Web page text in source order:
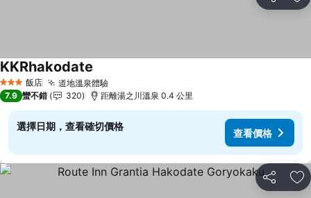
加
3 星級 飯店 道地溫泉體驗
KKRhakodate
7.9 蠻不錯 320 距離湯之川溫泉 0.4 公里
選擇日期，查看確切價格
查看價格
分享 加